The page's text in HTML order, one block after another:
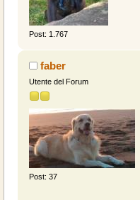
Post: 1.767
faber
Utente del Forum
Post: 37